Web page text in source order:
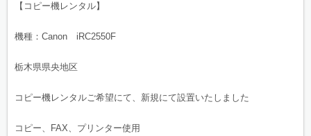
【コピー機レンタル】
機種：Canon iRC2550F
栃木県県央地区
コピー機レンタルご希望にて、新規にて設置いたしました
コピー、FAX、プリンター使用